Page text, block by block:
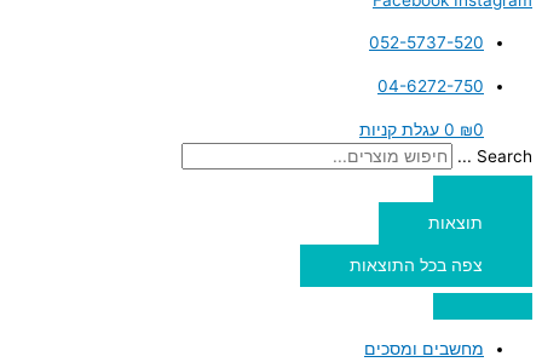
052-5737-520
04-6272-750
₪0
0 עגלת קניות
Search ...
תוצאות
צפה בכל התוצאות
מחשבים ומסכים